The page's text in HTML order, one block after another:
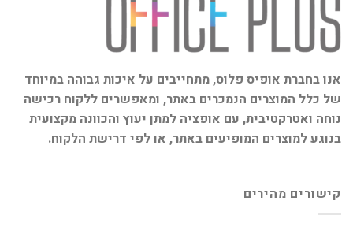
אנו בחברת אופיס פלוס, מתחייבים על איכות גבוהה במיוחד
של כלל המוצרים הנמכרים באתר, ומאפשרים ללקוח רכישה
נוחה ואטרקטיבית, עם אופציה למתן יעוץ והכוונה מקצועית
בנוגע למוצרים המופיעים באתר, או לפי דרישת הלקוח.
קישורים מהירים